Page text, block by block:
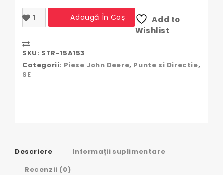
Cantitate
Bolt
Fata
John
|
L111817,
Adaugă În Coș
Add to
Wishlist
SKU: STR-15A153
Categorii: Piese John Deere, Punte si Directie,
SE
Descriere
Informații suplimentare
Recenzii (0)